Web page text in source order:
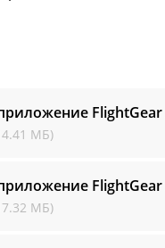
FlightGear
МБ)
FlightGear
МБ)